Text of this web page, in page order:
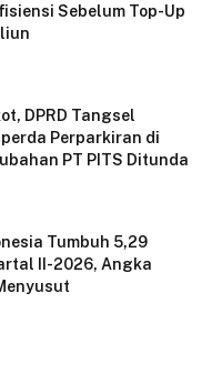
Sebelum Top-Up
DPRD Tangsel
Perparkiran di
PT PITS Ditunda
Tumbuh 5,29
II-2026, Angka